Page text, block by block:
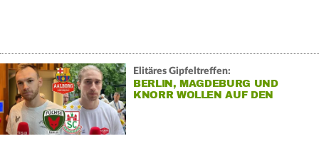
Elitäres Gipfeltreffen:
BERLIN, MAGDEBURG UND
KNORR WOLLEN AUF DEN